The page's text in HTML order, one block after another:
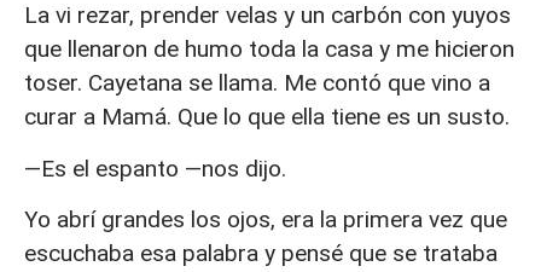
La vi rezar, prender velas y un carbón con yuyos
que llenaron de humo toda la casa y me hicieron
toser. Cayetana se llama. Me contó que vino a
curar a Mamá. Que lo que ella tiene es un susto.
—Es el espanto —nos dijo.
Yo abrí grandes los ojos, era la primera vez que
escuchaba esa palabra y pensé que se trataba